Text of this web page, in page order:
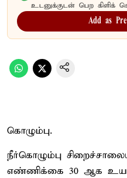
உடனுக்குடன் பெற கிளிக்
Add as
கொழும்பு.
நீர்கொழும்பு
எண்ணிக்கை 30 ஆக